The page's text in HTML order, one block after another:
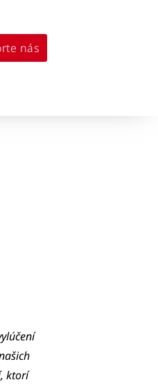
nás
ktorí